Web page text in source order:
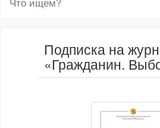
Подписка на
«Гражданин.